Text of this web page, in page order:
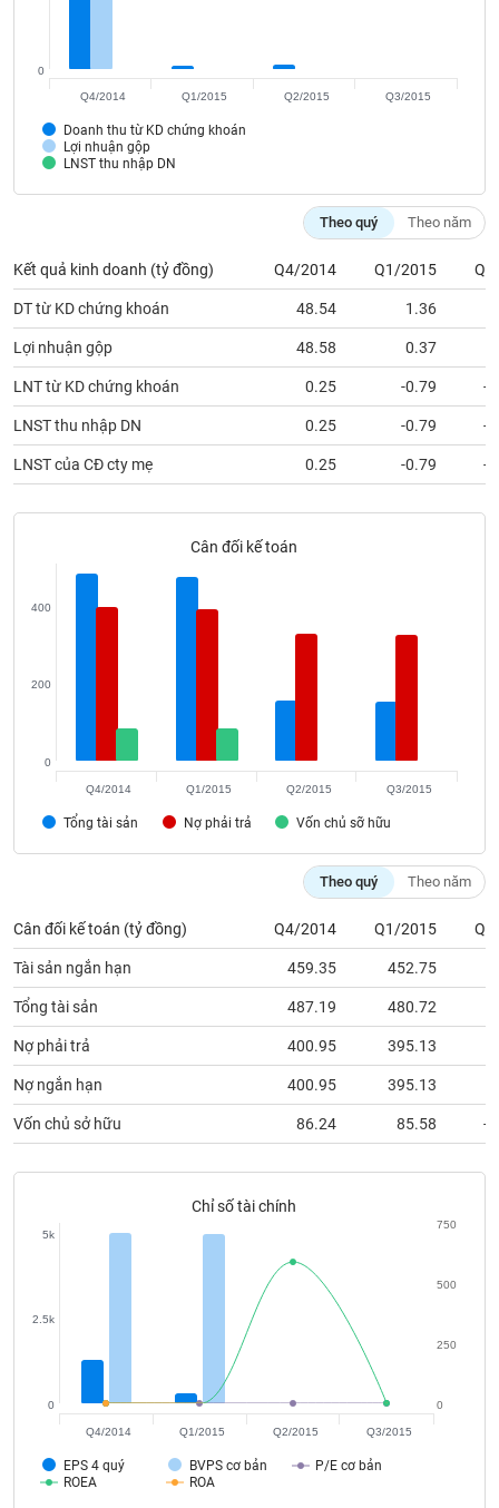
Lợi nhuận gộp
LNST thu nhập DN
Doanh thu từ KD chứng khoán
0
Q4/2014 Q1/2015 Q2/2015 Q3/2015
Theo quý Theo năm
Kết quả kinh doanh (tỷ đồng) Q4/2014 Q1/2015
DT từ KD chứng khoán 48.54 1.36
Lợi nhuận gộp 48.58 0.37
LNT từ KD chứng khoán 0.25 -0.79 -
LNST thu nhập DN 0.25 -0.79 -
LNST của CĐ cty mẹ 0.25 -0.79 -
Cân đối kế toán
Tổng tài sản Nợ phải trả Vốn chủ sỡ hữu
0
200
400
Q4/2014 Q1/2015 Q2/2015 Q3/2015
Theo quý Theo năm
Cân đối kế toán (tỷ đồng) Q4/2014 Q1/2015
Tài sản ngắn hạn 459.35 452.75
Tổng tài sản 487.19 480.72
Nợ phải trả 400.95 395.13
Nợ ngắn hạn 400.95 395.13
Vốn chủ sở hữu 86.24 85.58 -
Chỉ số tài chính
EPS 4 quý BVPS cơ bản
P/E cơ bản
ROEA
ROA
0
2.5k
5k
0
250
500
750
Q4/2014 Q1/2015 Q2/2015 Q3/2015
TÀI
CÔNG
NGHỆ
THÔNG
TIN
DỊCH
ÍCH
ĐỘNG
chứng
(-)
Tất cả Chứng chỉ quỹ Chứng
Lãnh
đạo
(-)
Tất cả Người nội bộ Người liên quan Cổ đông lớn
viết
Báo
cáo